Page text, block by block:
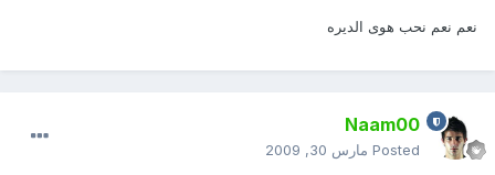
نعم نعم نحب هوى الديره
Naam00
Posted مارس 30, 2009